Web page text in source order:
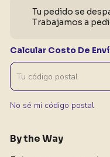
Tu pedido se
Trabajamos a
Calcular Costo De
No sé mi código postal
By the Way